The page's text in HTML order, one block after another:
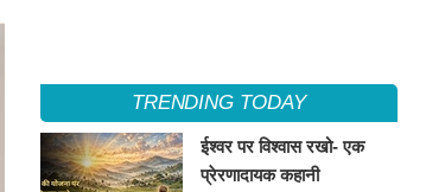
TRENDING TODAY
ईश्वर पर विश्वास रखो- एक
प्रेरणादायक कहानी